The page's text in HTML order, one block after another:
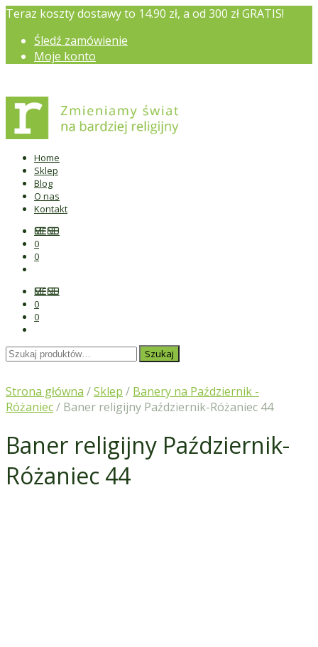
Teraz koszty dostawy to 14.90 zł, a od 300 zł GRATIS!
Śledź zamówienie
Moje konto
Home
Sklep
Blog
O nas
Kontakt
MENU
0
0
MENU
0
0
Szukaj: Szukaj
Strona główna /Sklep / Banery na Październik -
Różaniec/ Baner religijny Październik-Różaniec 44
Baner religijny Październik-
Różaniec 44